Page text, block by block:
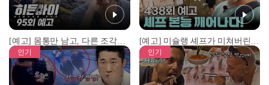
[예고] 몸통만 남고, 다른 조각은 어디에..? 시화호에서 드러난 충격적인 토막 살인사건! [예고] 미슐랭 셰프가 미쳐버린 이유! 본능이 깨어난 사건은?
인기 인기